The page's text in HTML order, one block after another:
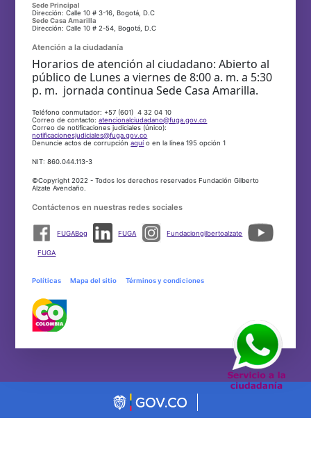
Sede Principal
Dirección: Calle 10 # 3-16, Bogotá, D.C
Sede Casa Amarilla
Dirección: Calle 10 # 2-54, Bogotá, D.C
Atención a la ciudadanía
Horarios de atención al ciudadano: Abierto al
público de Lunes a viernes de 8:00 a. m. a 5:30
p. m. jornada continua Sede Casa Amarilla.
Teléfono conmutador: +57 (601) 4 32 04 10
Correo de contacto:atencionalciudadano@fuga.gov.co
Correo de notificaciones judiciales (único):
notificacionesjudiciales@fuga.gov.co
Denuncie actos de corrupciónaquío en la línea 195 opción 1
NIT: 860.044.113-3
©Copyright 2022 - Todos los derechos reservados Fundación Gilberto
Alzate Avendaño.
Contáctenos en nuestras redes sociales
FUGABog FUGA Fundaciongilbertoalzate
FUGA
Políticas Mapa del sitio Términos y condiciones